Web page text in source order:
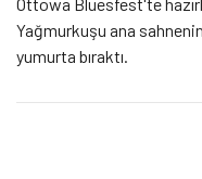
Ottowa Bluesfest'te
Yağmurkuşu ana
yumurta bıraktı.